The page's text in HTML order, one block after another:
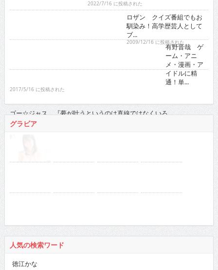
ロザン クイズ番組でもお馴染み！高学歴芸人として
有野晋哉 ゲーム・アニメ・漫画・アイドルに精通！
ゴー☆ジャス 『夢が叶うというのは直線ではなくい
ろ...
2021/11/16 に投稿された
グラビア
人気の検索ワード
徳江かな